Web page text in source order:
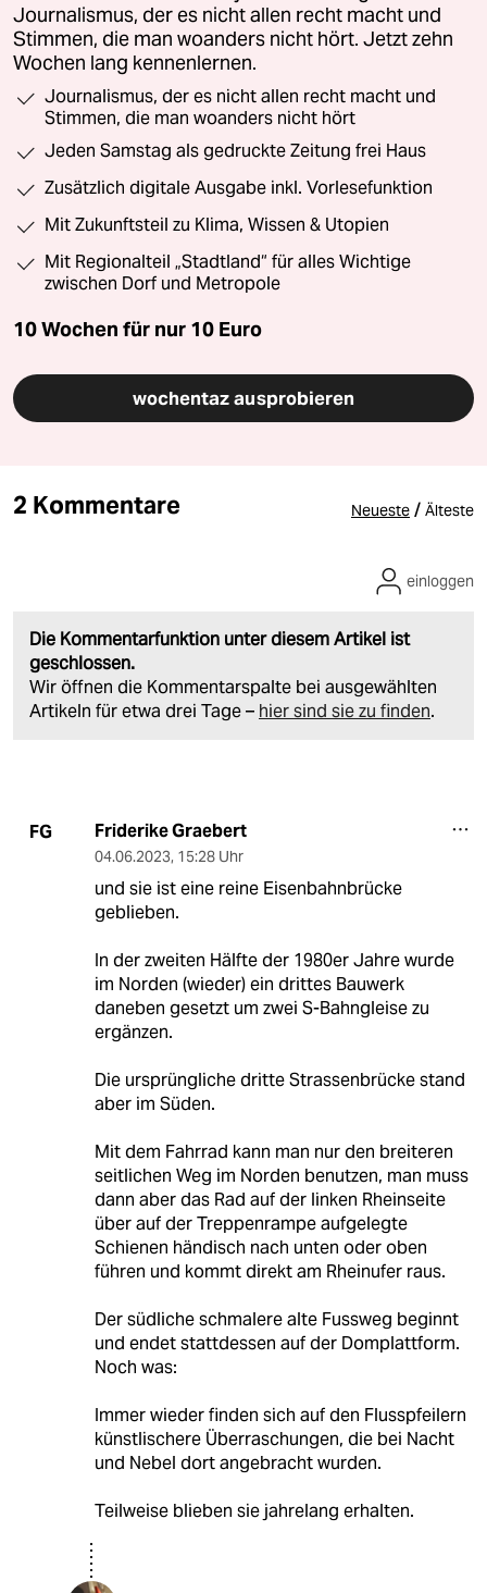
Journalismus, der es nicht allen recht macht und
Stimmen, die man woanders nicht hört. Jetzt zehn
Wochen lang kennenlernen.
Journalismus, der es nicht allen recht macht und
Stimmen, die man woanders nicht hört
Jeden Samstag als gedruckte Zeitung frei Haus
Zusätzlich digitale Ausgabe inkl. Vorlesefunktion
Mit Zukunftsteil zu Klima, Wissen & Utopien
Mit Regionalteil „Stadtland“ für alles Wichtige
zwischen Dorf und Metropole
10 Wochen für nur 10 Euro
wochentaz ausprobieren
2 Kommentare Neueste / Älteste
Die Kommentarfunktion unter diesem Artikel ist
geschlossen.
Wir öffnen die Kommentarspalte bei ausgewählten
Artikeln für etwa drei Tage – hier sind sie zu finden.
einloggen
FG Friderike Graebert
04.06.2023, 15:28 Uhr
und sie ist eine reine Eisenbahnbrücke
geblieben.
In der zweiten Hälfte der 1980er Jahre wurde
im Norden (wieder) ein drittes Bauwerk
daneben gesetzt um zwei S-Bahngleise zu
ergänzen.
Die ursprüngliche dritte Strassenbrücke stand
aber im Süden.
Mit dem Fahrrad kann man nur den breiteren
seitlichen Weg im Norden benutzen, man muss
dann aber das Rad auf der linken Rheinseite
über auf der Treppenrampe aufgelegte
Schienen händisch nach unten oder oben
führen und kommt direkt am Rheinufer raus.
Der südliche schmalere alte Fussweg beginnt
und endet stattdessen auf der Domplattform.
Noch was:
Immer wieder finden sich auf den Flusspfeilern
künstlischere Überraschungen, die bei Nacht
und Nebel dort angebracht wurden.
Teilweise blieben sie jahrelang erhalten.